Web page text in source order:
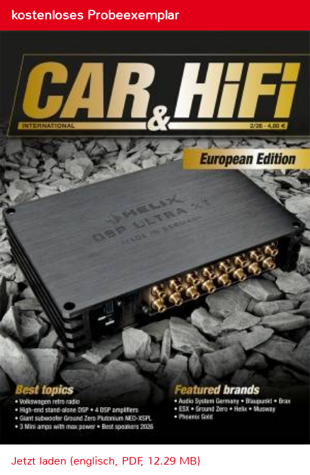
kostenloses Probeexemplar
Jetzt laden (englisch, PDF, 12.29 MB)